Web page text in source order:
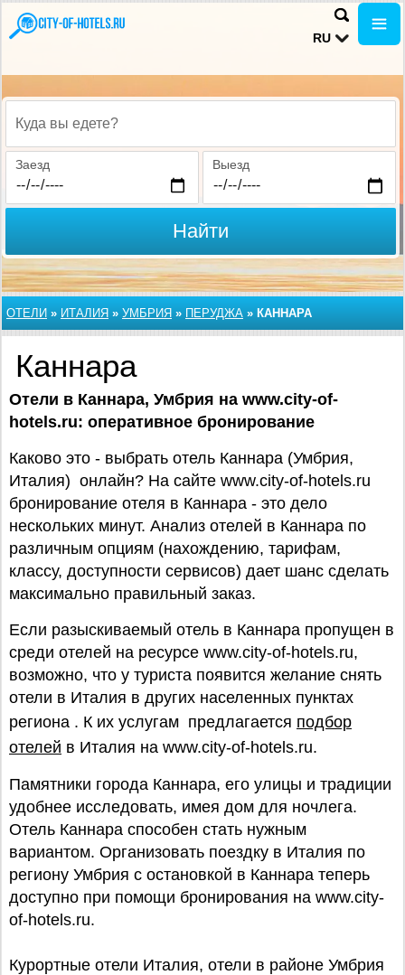
RU
Куда вы едете?
Заезд Выезд
Найти
ОТЕЛИ » ИТАЛИЯ » УМБРИЯ » ПЕРУДЖА » КАННАРА
Каннара
Отели в Каннара, Умбрия на www.city-of-
hotels.ru: оперативное бронирование
Каково это - выбрать отель Каннара (Умбрия,
Италия) онлайн? На сайте www.city-of-hotels.ru
бронирование отеля в Каннара - это дело
нескольких минут. Анализ отелей в Каннара по
различным опциям (нахождению, тарифам,
классу, доступности сервисов) дает шанс сделать
максимально правильный заказ.
Если разыскиваемый отель в Каннара пропущен в
среди отелей на ресурсе www.city-of-hotels.ru,
возможно, что у туриста появится желание снять
отели в Италия в других населенных пунктах
региона . К их услугам предлагается подбор
отелей в Италия на www.city-of-hotels.ru.
Памятники города Каннара, его улицы и традиции
удобнее исследовать, имея дом для ночлега.
Отель Каннара способен стать нужным
вариантом. Организовать поездку в Италия по
региону Умбрия с остановкой в Каннара теперь
доступно при помощи бронирования на www.city-
of-hotels.ru.
Курортные отели Италия, отели в районе Умбрия